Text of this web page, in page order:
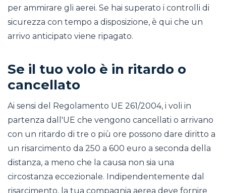
per ammirare gli aerei. Se hai superato i controlli di
sicurezza con tempo a disposizione, è qui che un
arrivo anticipato viene ripagato.
Se il tuo volo è in ritardo o
cancellato
Ai sensi del Regolamento UE 261/2004, i voli in
partenza dall'UE che vengono cancellati o arrivano
con un ritardo di tre o più ore possono dare diritto a
un risarcimento da 250 a 600 euro a seconda della
distanza, a meno che la causa non sia una
circostanza eccezionale. Indipendentemente dal
risarcimento, la tua compagnia aerea deve fornire